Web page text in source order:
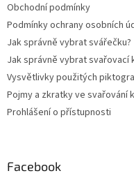
Obchodní podmínky
Podmínky ochrany osobních
Jak správně vybrat svářečku?
Jak správně vybrat svařovací
Vysvětlivky použitých
Pojmy a zkratky ve svařování
Prohlášení o přístupnosti
Facebook